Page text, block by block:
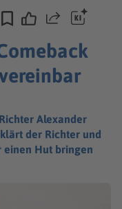
Teilen
Alexander
der Richter und
einen Hut bringen